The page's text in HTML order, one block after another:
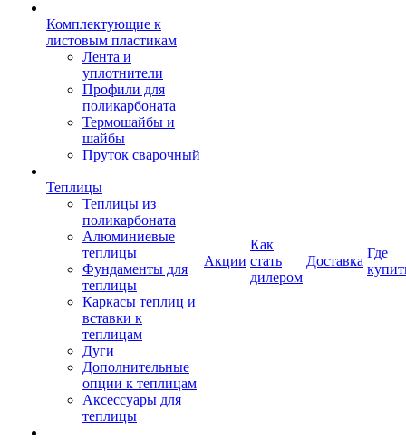
Комплектующие к
листовым пластикам
Лента и
уплотнители
Профили для
поликарбоната
Термошайбы и
шайбы
Пруток сварочный
Теплицы
Теплицы из
поликарбоната
Алюминиевые
теплицы
Фундаменты для
теплицы
Каркасы теплиц и
вставки к
теплицам
Дуги
Дополнительные
опции к теплицам
Аксессуары для
теплицы
Акции
Как
стать
дилером
Доставка
Где